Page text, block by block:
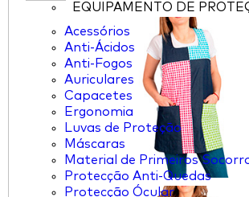
EQUIPAMENTO DE
Acessórios
Anti-Ácidos
Anti-Fogos
Auriculares
Capacetes
Ergonomia
Luvas de Proteção
Máscaras
Material de Primeiros
Protecção Anti-Quedas
Protecção Ócular